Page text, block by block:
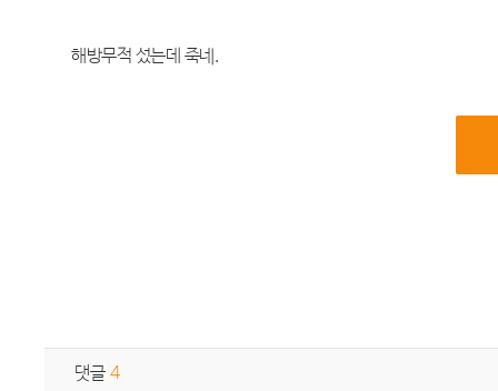
해방무적 섰는데 죽네.
댓글 4